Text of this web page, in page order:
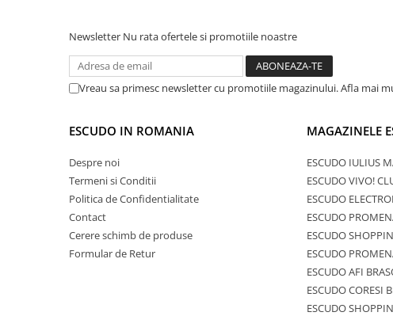
Newsletter Nu rata ofertele si promotiile noastre
Vreau sa primesc newsletter cu promotiile magazinului. Afla mai
ESCUDO IN ROMANIA
Despre noi
Termeni si Conditii
Politica de Confidentialitate
Contact
Cerere schimb de produse
Formular de Retur
MAGAZINELE
ESCUDO IULIUS
ESCUDO VIVO!
ESCUDO
ESCUDO
ESCUDO
ESCUDO
ESCUDO AFI
ESCUDO CORESI
ESCUDO